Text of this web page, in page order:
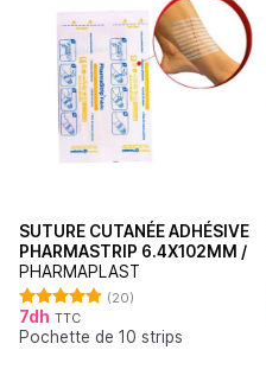
SUTURE CUTANÉE ADHÉSIVE
PHARMASTRIP 6.4X102MM /
PHARMAPLAST
Note4.90
sur 5
(20)
7dh TTC
Pochette de 10 strips